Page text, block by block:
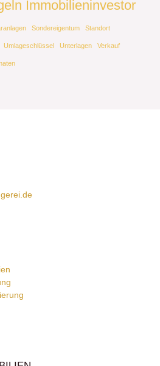
Immobilieninvestor
Sondereigentum Standort
Umlageschlüssel Unterlagen Verkauf